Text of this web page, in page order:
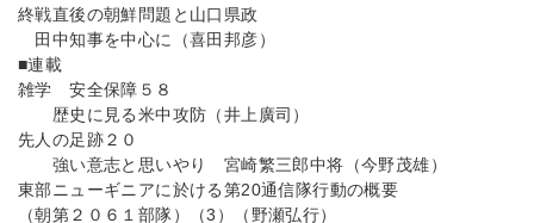
終戦直後の朝鮮問題と山口県政
田中知事を中心に（喜田邦彦）
■連載
雑学 安全保障５８
歴史に見る米中攻防（井上廣司）
先人の足跡２０
強い意志と思いやり 宮崎繁三郎中将（今野茂雄）
東部ニューギニアに於ける第20通信隊行動の概要
（朝第２０６１部隊）（3）（野瀬弘行）